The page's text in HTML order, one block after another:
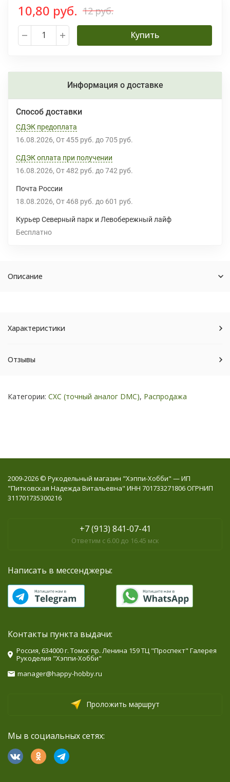
10,80 руб. 12 руб.
Купить
Информация о доставке
Способ доставки
СДЭК предоплата
16.08.2026 От 455 руб. до 705 руб.
СДЭК оплата при получении
16.08.2026 От 482 руб. до 742 руб.
Почта России
18.08.2026 От 468 руб. до 601 руб.
Курьер Северный парк и Левобережный лайф
Бесплатно
Описание
Характеристики
Отзывы
Категории: СХС (точный аналог DMC), Распродажа
2009-2026 © Рукодельный магазин "Хэппи-Хобби" — ИП
"Питковская Надежда Витальевна" ИНН 701733271806 ОГРНИП
311701735300216
+7 (913) 841-07-41
Ответим с 6.00 до 16.45 мск
Написать в мессенджеры:
Контакты пункта выдачи:
Россия, 634000 г. Томск пр. Ленина 159 ТЦ "Проспект" Галерея
Рукоделия "Хэппи-Хобби"
manager@happy-hobby.ru
Проложить маршрут
Мы в социальных сетях: